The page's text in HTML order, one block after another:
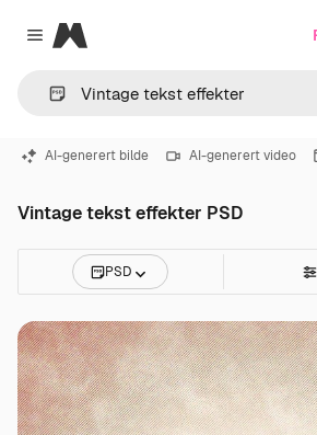
Close menu
Magnific
AI-generert bilde AI-generert video
Vintage tekst effekter PSD
PSD